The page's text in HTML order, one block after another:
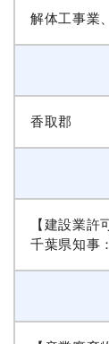
解体工事業
香取郡
【建設業許
千葉県知事